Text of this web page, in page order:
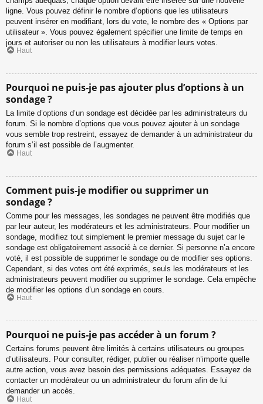
ligne. Vous pouvez définir le nombre d’options que les utilisateurs
peuvent insérer en modifiant, lors du vote, le nombre des « Options par
utilisateur ». Vous pouvez également spécifier une limite de temps en
jours et autoriser ou non les utilisateurs à modifier leurs votes.
Haut
Pourquoi ne puis-je pas ajouter plus d’options à un
sondage ?
La limite d’options d’un sondage est décidée par les administrateurs du
forum. Si le nombre d’options que vous pouvez ajouter à un sondage
vous semble trop restreint, essayez de demander à un administrateur du
forum s’il est possible de l’augmenter.
Haut
Comment puis-je modifier ou supprimer un
sondage ?
Comme pour les messages, les sondages ne peuvent être modifiés que
par leur auteur, les modérateurs et les administrateurs. Pour modifier un
sondage, modifiez tout simplement le premier message du sujet car le
sondage est obligatoirement associé à ce dernier. Si personne n’a encore
voté, il est possible de supprimer le sondage ou de modifier ses options.
Cependant, si des votes ont été exprimés, seuls les modérateurs et les
administrateurs peuvent modifier ou supprimer le sondage. Cela empêche
de modifier les options d’un sondage en cours.
Haut
Pourquoi ne puis-je pas accéder à un forum ?
Certains forums peuvent être limités à certains utilisateurs ou groupes
d’utilisateurs. Pour consulter, rédiger, publier ou réaliser n’importe quelle
autre action, vous avez besoin des permissions adéquates. Essayez de
contacter un modérateur ou un administrateur du forum afin de lui
demander un accès.
Haut